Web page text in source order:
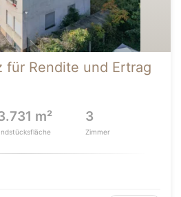
für Rendite und Ertrag
m² 3
Zimmer